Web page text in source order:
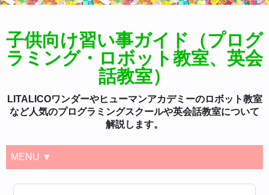
子供向け習い事ガイド（プログ
ラミング・ロボット教室、英会
話教室）
LITALICOワンダーやヒューマンアカデミーのロボット教室
など人気のプログラミングスクールや英会話教室について
解説します。
MENU ▼